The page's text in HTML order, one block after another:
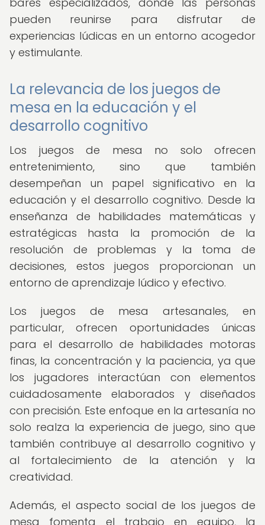
pueden reunirse para disfrutar de
experiencias lúdicas en un entorno acogedor
y estimulante.
La relevancia de los juegos de
mesa en la educación y el
desarrollo cognitivo
Los juegos de mesa no solo ofrecen
entretenimiento, sino que también
desempeñan un papel significativo en la
educación y el desarrollo cognitivo. Desde la
enseñanza de habilidades matemáticas y
estratégicas hasta la promoción de la
resolución de problemas y la toma de
decisiones, estos juegos proporcionan un
entorno de aprendizaje lúdico y efectivo.
Los juegos de mesa artesanales, en
particular, ofrecen oportunidades únicas
para el desarrollo de habilidades motoras
finas, la concentración y la paciencia, ya que
los jugadores interactúan con elementos
cuidadosamente elaborados y diseñados
con precisión. Este enfoque en la artesanía no
solo realza la experiencia de juego, sino que
también contribuye al desarrollo cognitivo y
al fortalecimiento de la atención y la
creatividad.
Además, el aspecto social de los juegos de
mesa fomenta el trabajo en equipo, la